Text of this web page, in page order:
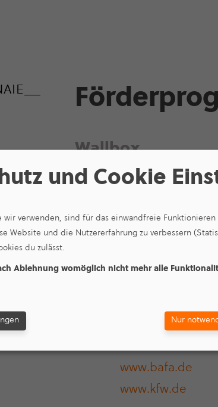
Wallbox
Sie hier:
www.bafa.de
www.kfw.de
und Cookie
wir verwenden, sind für das einwandfreie
Website und die Nutzererfahrung zu verbessern
du zulässt.
Ablehnung womöglich nicht mehr alle
Nur